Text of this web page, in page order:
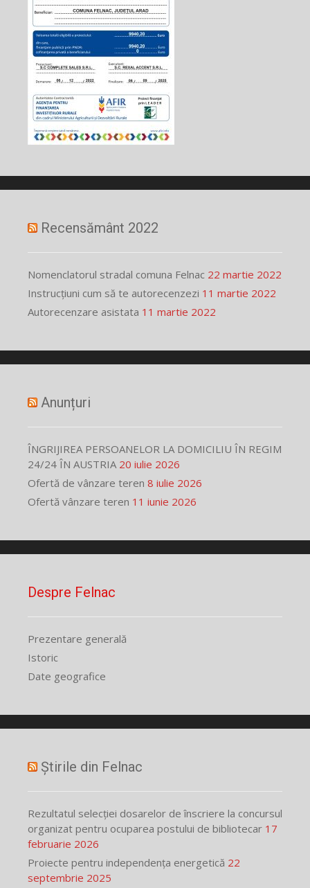
Recensământ 2022
Nomenclatorul stradal comuna Felnac 22 martie 2022
Instrucțiuni cum să te autorecenzezi 11 martie 2022
Autorecenzare asistata 11 martie 2022
Anunțuri
ÎNGRIJIREA PERSOANELOR LA DOMICILIU ÎN REGIM
24/24 ÎN AUSTRIA 20 iulie 2026
Ofertă de vânzare teren 8 iulie 2026
Ofertă vânzare teren 11 iunie 2026
Despre Felnac
Prezentare generală
Istoric
Date geografice
Știrile din Felnac
Rezultatul selecției dosarelor de înscriere la concursul
organizat pentru ocuparea postului de bibliotecar 17
februarie 2026
Proiecte pentru independența energetică 22
septembrie 2025